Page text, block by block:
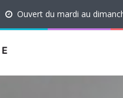
Ouvert du mardi au